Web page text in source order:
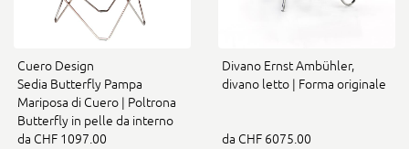
Cuero Design
Sedia Butterfly Pampa
Mariposa di Cuero | Poltrona
Butterfly in pelle da interno
da CHF 1097.00
Divano Ernst Ambühler,
divano letto | Forma originale
da CHF 6075.00